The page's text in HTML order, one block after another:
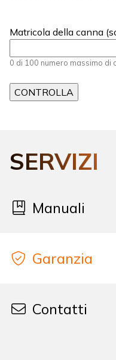
Matricola della canna
0 di 100 numero massimo di
SERVIZI
Manuali
Garanzia
Contatti